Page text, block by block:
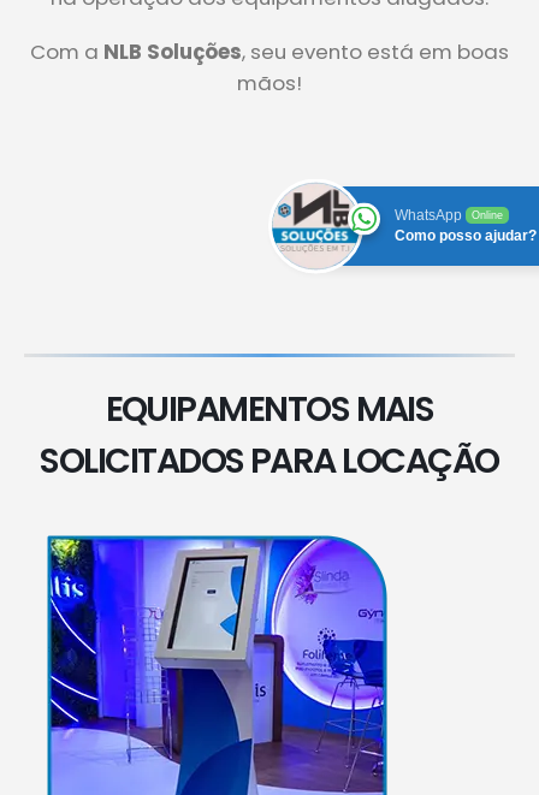
Com a NLB Soluções, seu evento está em boas
mãos!
WhatsApp Online
Como posso ajudar?
EQUIPAMENTOS MAIS
SOLICITADOS PARA LOCAÇÃO